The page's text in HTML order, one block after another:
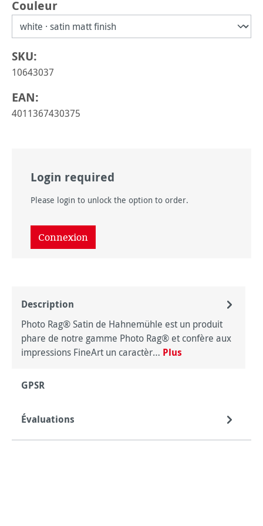
Sélectionnez
Couleur
SKU:
10643037
EAN:
4011367430375
Login required
Please login to unlock the option to order.
Connexion
Description
Photo Rag® Satin de Hahnemühle est un produit
phare de notre gamme Photo Rag® et confère aux
impressions FineArt un caractèr… Plus
GPSR
Évaluations